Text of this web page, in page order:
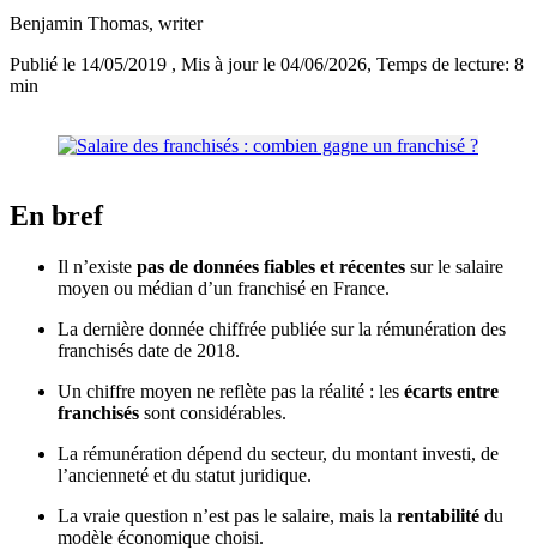
Benjamin Thomas, writer
Publié le 14/05/2019 , Mis à jour le 04/06/2026, Temps de lecture: 8
min
En bref
Il n’existe pas de données fiables et récentes sur le salaire
moyen ou médian d’un franchisé en France.
La dernière donnée chiffrée publiée sur la rémunération des
franchisés date de 2018.
Un chiffre moyen ne reflète pas la réalité : les écarts entre
franchisés sont considérables.
La rémunération dépend du secteur, du montant investi, de
l’ancienneté et du statut juridique.
La vraie question n’est pas le salaire, mais la rentabilité du
modèle économique choisi.